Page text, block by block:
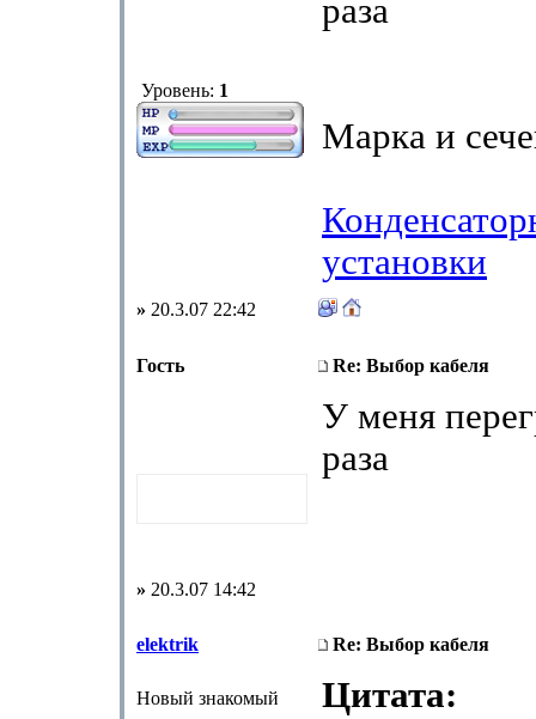
Уровень: 1
раза
Марка и
установки
» 20.3.07 22:42
Гость Re: Выбор кабеля
У меня
раза
» 20.3.07 14:42
elektrik Re: Выбор кабеля
Новый знакомый Цитата: